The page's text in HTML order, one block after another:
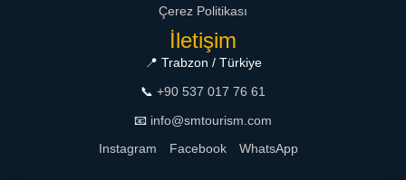
Çerez Politikası
İletişim
📍 Trabzon / Türkiye
📞 +90 537 017 76 61
📧 info@smtourism.com
Instagram
Facebook WhatsApp